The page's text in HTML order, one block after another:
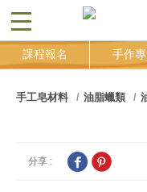
CLOSE
課程報名 手作
手工皂材料 油脂蠟類
分享 :